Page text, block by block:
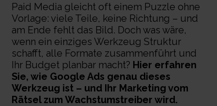
Paid Media gleicht oft einem Puzzle ohne
Vorlage: viele Teile, keine Richtung – und
am Ende fehlt das Bild. Doch was wäre,
wenn ein einziges Werkzeug Struktur
schafft, alle Formate zusammenführt und
Ihr Budget planbar macht? Hier erfahren
Sie, wie Google Ads genau dieses
Werkzeug ist – und Ihr Marketing vom
Rätsel zum Wachstumstreiber wird.